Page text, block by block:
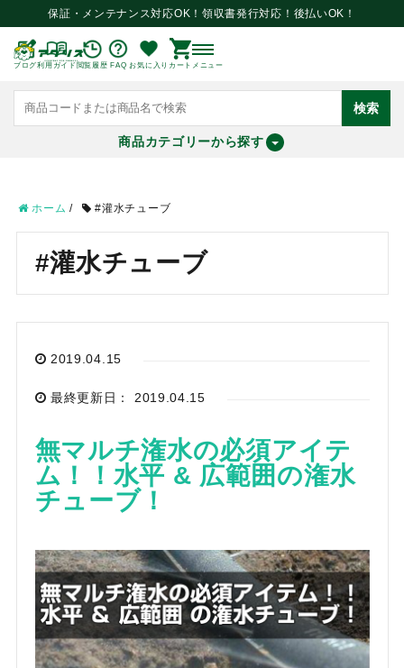
保証・メンテナンス対応OK！領収書発行対応！後払いOK！
ブログ利用ガイド 閲覧履歴 FAQ お気に入り カート メニュー
検索
商品カテゴリーから探す
meeting_room ログイン person
閲覧履歴一覧
農業機械
農業資材
作業用品
補修部品
ホーム / #灌水チューブ
#灌水チューブ
2019.04.15
最終更新日： 2019.04.15
無マルチ潅水の必須アイテ
ム！！水平 & 広範囲の潅水
チューブ！